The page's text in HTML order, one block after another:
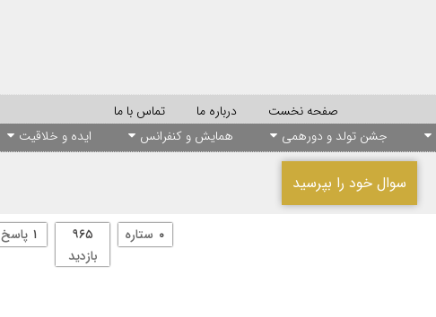
صفحه نخست درباره ما
تماس با ما
جشن تولد و دورهمی همایش و کنفرانس ایده و خلاقیت
سوال خود را بپرسید
۱ پاسخ
۹۶۵
بازدید
۰ ستاره